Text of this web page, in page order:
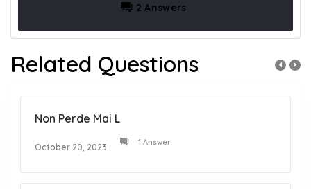
2 Answers
Related Questions
Non Perde Mai L
October 20, 2023 1 Answer